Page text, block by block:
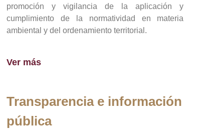
promoción y vigilancia de la aplicación y
cumplimiento de la normatividad en materia
ambiental y del ordenamiento territorial.
Ver más
Transparencia e información
pública